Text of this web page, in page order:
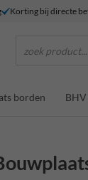
Korting bij directe
zoek product...
borden